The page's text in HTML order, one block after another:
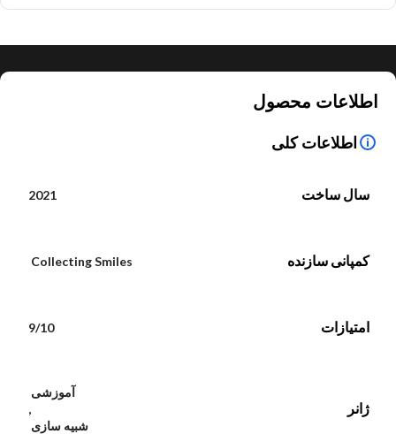
اطلاعات محصول
اطلاعات کلی
سال ساخت 2021
کمپانی سازنده Collecting Smiles
امتیازات 9/10
ژانر
آموزشی
,
شبیه سازی